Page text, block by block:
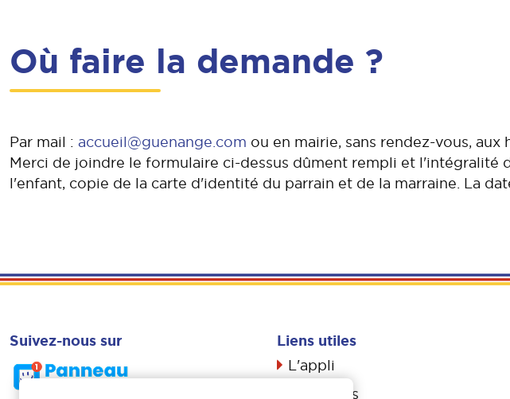
Où faire la demande ?
Par mail : accueil@guenange.com ou en mairie, sans rendez-vous, aux
Merci de joindre le formulaire ci-dessus dûment rempli et l'intégralité
l'enfant, copie de la carte d'identité du parrain et de la marraine. La
Suivez-nous sur Liens utiles
L'appli
Actualités